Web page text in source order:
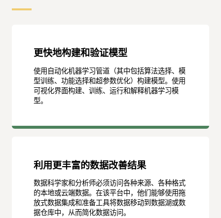
更快地构建和验证模型
使用自动化机器学习管道（其中包括算法选择、模
型训练、功能选择和超参数优化）构建模型。使用
可视化界面构建、训练、运行和解释机器学习模
型。
利用更丰富的数据改善结果
数据科学家和分析师必须访问各种来源、各种格式
的本地或云端数据。在该平台中，他们能够使用拖
放式数据集成和准备工具将数据移动到数据湖或数
据仓库中，从而简化数据访问。